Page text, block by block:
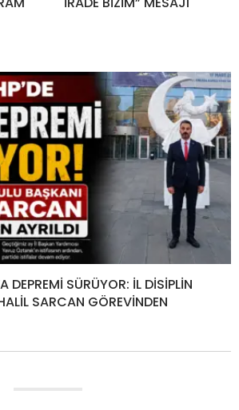
DEPREMİ SÜRÜYOR: İL DİSİPLİN
SARCAN GÖREVİNDEN